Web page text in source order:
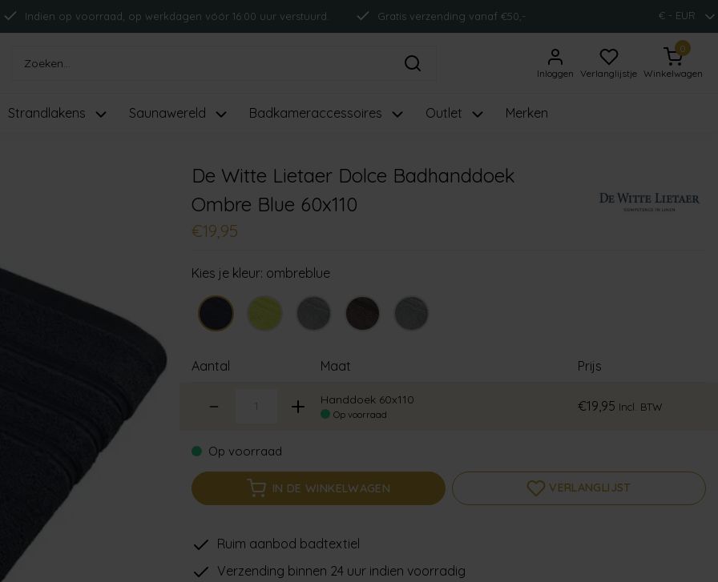
Indien op voorraad, op werkdagen vóór 16:00 uur verstuurd. Gratis verzending vanaf €50,- € - EUR
Inloggen Verlanglijstje
0
Winkelwagen
Strandlakens Saunawereld Badkameraccessoires Outlet Merken
De Witte Lietaer Dolce Badhanddoek
Ombre Blue 60x110
€19,95
Kies je kleur: ombreblue
Aantal Maat Prijs
Handdoek 60x110
Op voorraad
€19,95 Incl. BTW
Op voorraad
IN DE WINKELWAGEN VERLANGLIJST
Ruim aanbod badtextiel
Verzending binnen 24 uur indien voorradig